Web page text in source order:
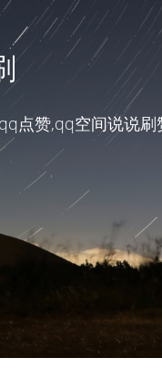
点赞,qq空间说说刷